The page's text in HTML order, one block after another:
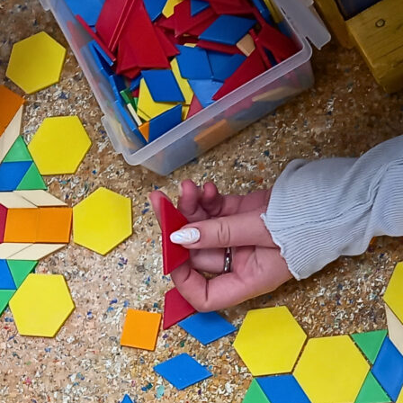
Centre Herriot
(Villeurbanne) Formation «
action »
Formation «
scientifique et
critique »